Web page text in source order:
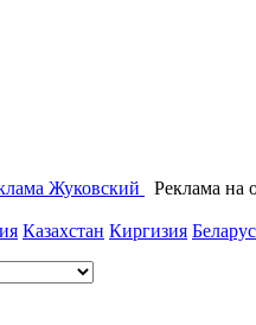
Жуковский
Реклама на
Казахстан Киргизия